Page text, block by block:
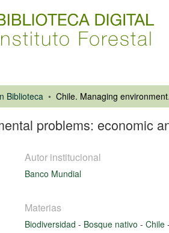
Biblioteca Chile.
problems: economic
Autor institucional
Banco Mundial
Materias
Biodiversidad - Bosque nativo - Chile -